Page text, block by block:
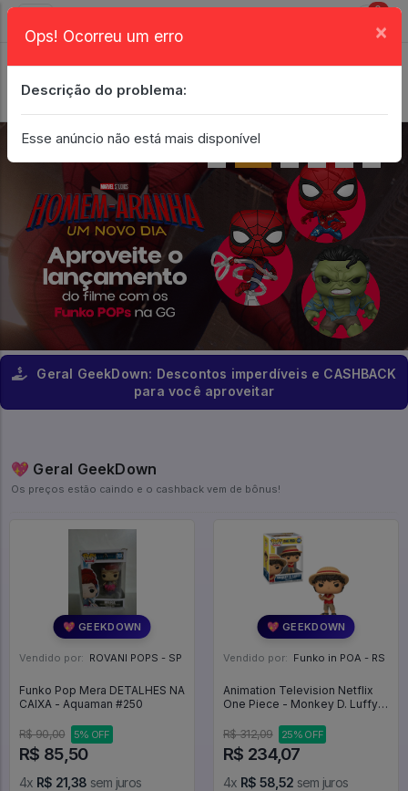
0
Geral GeekDown: Descontos imperdíveis e CASHBACK
para você aproveitar
💖 Geral GeekDown
Os preços estão caindo e o cashback vem de bônus!
💖 GEEKDOWN
Vendido por: ROVANI POPS - SP
Funko Pop Mera DETALHES NA
CAIXA - Aquaman #250
R$ 90,00 5% OFF
R$ 85,50
4x R$ 21,38 sem juros
💖 GEEKDOWN
Vendido por: Funko in POA - RS
Animation Television Netflix
One Piece - Monkey D. Luffy
R$ 312,09
25% OFF
R$ 234,07
4x R$ 58,52 sem juros
Ops! Ocorreu um erro ×
Descrição do problema:
Esse anúncio não está mais disponível